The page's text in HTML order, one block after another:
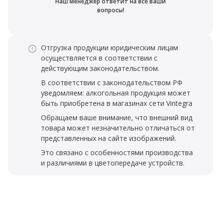
вопросы!
Отгрузка продукции юридическим лицам
осуществляется в соответствии с
действующим законодательством.
В соответствии с законодательством РФ
уведомляем: алкогольная продукция может
быть приобретена в магазинах сети Vintegra
Обращаем ваше внимание, что внешний вид
товара может незначительно отличаться от
представленных на сайте изображений.
Это связано с особенностями производства
и различиями в цветопередаче устройств.